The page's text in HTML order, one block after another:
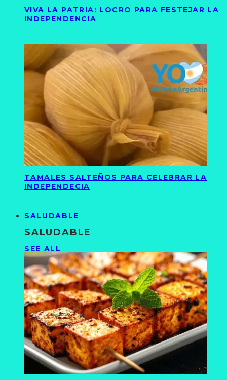
VIVA LA PATRIA: LOCRO PARA FESTEJAR LA
INDEPENDENCIA
TAMALES SALTEÑOS PARA CELEBRAR LA
INDEPENDECIA
SALUDABLE
SALUDABLE
SEE ALL